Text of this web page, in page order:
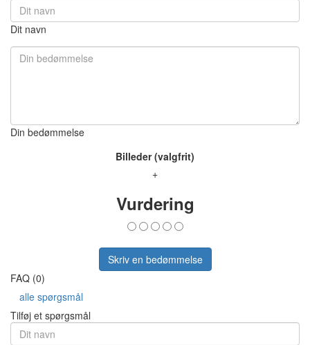
Dit navn
Din bedømmelse
Billeder (valgfrit)
+
Vurdering
Skriv en bedømmelse
FAQ (0)
alle spørgsmål
Tilføj et spørgsmål